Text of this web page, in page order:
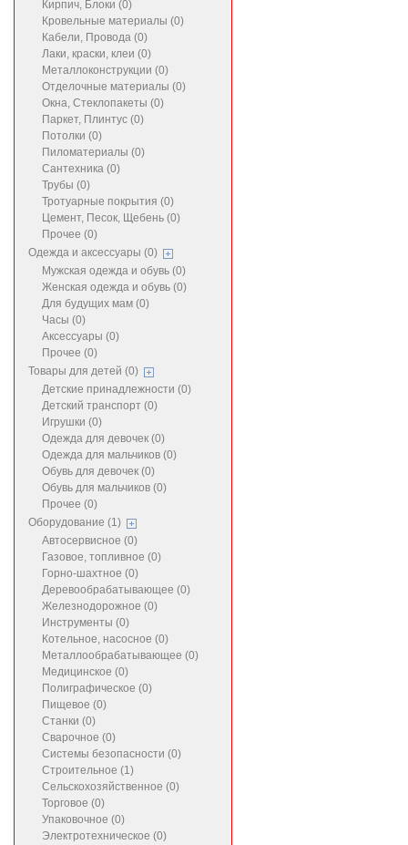
Кирпич, Блоки (0)
Кровельные материалы (0)
Кабели, Провода (0)
Лаки, краски, клеи (0)
Металлоконструкции (0)
Отделочные материалы (0)
Окна, Стеклопакеты (0)
Паркет, Плинтус (0)
Потолки (0)
Пиломатериалы (0)
Сантехника (0)
Трубы (0)
Тротуарные покрытия (0)
Цемент, Песок, Щебень (0)
Прочее (0)
Одежда и аксессуары (0)
Мужская одежда и обувь (0)
Женская одежда и обувь (0)
Для будущих мам (0)
Часы (0)
Аксессуары (0)
Прочее (0)
Товары для детей (0)
Детские принадлежности (0)
Детский транспорт (0)
Игрушки (0)
Одежда для девочек (0)
Одежда для мальчиков (0)
Обувь для девочек (0)
Обувь для мальчиков (0)
Прочее (0)
Оборудование (1)
Автосервисное (0)
Газовое, топливное (0)
Горно-шахтное (0)
Деревообрабатывающее (0)
Железнодорожное (0)
Инструменты (0)
Котельное, насосное (0)
Металлообрабатывающее (0)
Медицинское (0)
Полиграфическое (0)
Пищевое (0)
Станки (0)
Сварочное (0)
Системы безопасности (0)
Строительное (1)
Сельскохозяйственное (0)
Торговое (0)
Упаковочное (0)
Электротехническое (0)